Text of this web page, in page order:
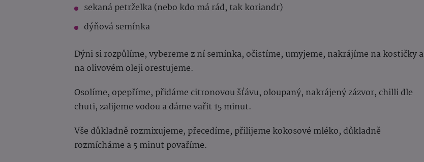
sekaná petrželka (nebo kdo má rád, tak koriandr)
dýňová semínka
Dýni si rozpůlíme, vybereme z ní semínka, očistíme, umyjeme, nakrájíme na kostičky a
na olivovém oleji orestujeme.
Osolíme, opepříme, přidáme citronovou šťávu, oloupaný, nakrájený zázvor, chilli dle
chuti, zalijeme vodou a dáme vařit 15 minut.
Vše důkladně rozmixujeme, přecedíme, přilijeme kokosové mléko, důkladně
rozmícháme a 5 minut povaříme.